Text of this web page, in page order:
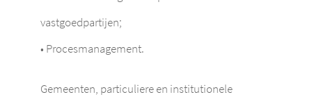
vastgoedpartijen;
• Procesmanagement.
Gemeenten, particuliere en institutionele